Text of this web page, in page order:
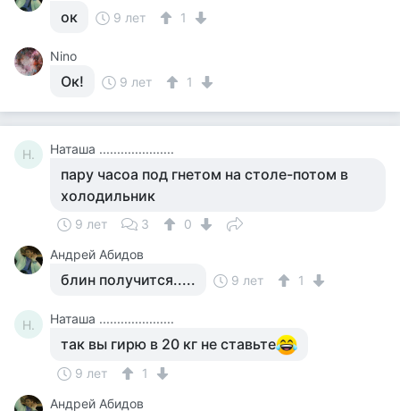
ок 9 лет 1
Nino
Ок! 9 лет 1
Н. Наташа .....................
пару часоа под гнетом на столе-потом в
холодильник
9 лет 3
0
Андрей Абидов
блин получится..... 9 лет 1
Н. Наташа .....................
так вы гирю в 20 кг не ставьте
9 лет
1
Андрей Абидов